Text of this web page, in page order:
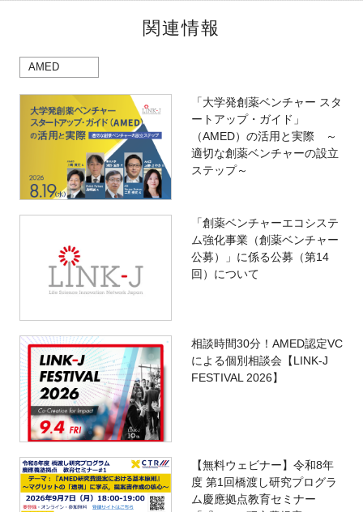
関連情報
AMED
「大学発創薬ベンチャー スタ
ートアップ・ガイド」
（AMED）の活用と実際 ～
適切な創薬ベンチャーの設立
ステップ～
「創薬ベンチャーエコシステ
ム強化事業（創薬ベンチャー
公募）」に係る公募（第14
回）について
相談時間30分！AMED認定VC
による個別相談会【LINK-J
FESTIVAL 2026】
【無料ウェビナー】令和8年
度 第1回橋渡し研究プログラ
ム慶應拠点教育セミナー